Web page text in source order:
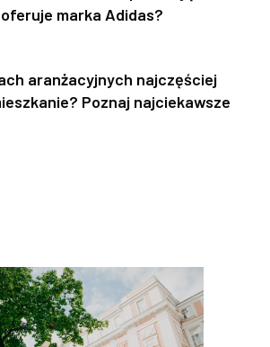
marka Adidas?
aranżacyjnych najczęściej
Poznaj najciekawsze